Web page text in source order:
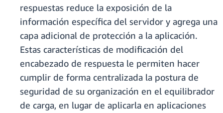
respuestas reduce la exposición de la
información específica del servidor y agrega una
capa adicional de protección a la aplicación.
Estas características de modificación del
encabezado de respuesta le permiten hacer
cumplir de forma centralizada la postura de
seguridad de su organización en el equilibrador
de carga, en lugar de aplicarla en aplicaciones